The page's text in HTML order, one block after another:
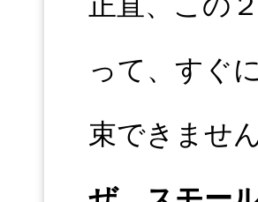
って、すぐ
束できません